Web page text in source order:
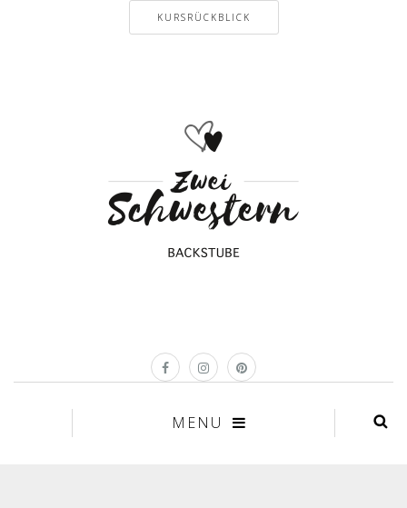
KURSRÜCKBLICK
MENU